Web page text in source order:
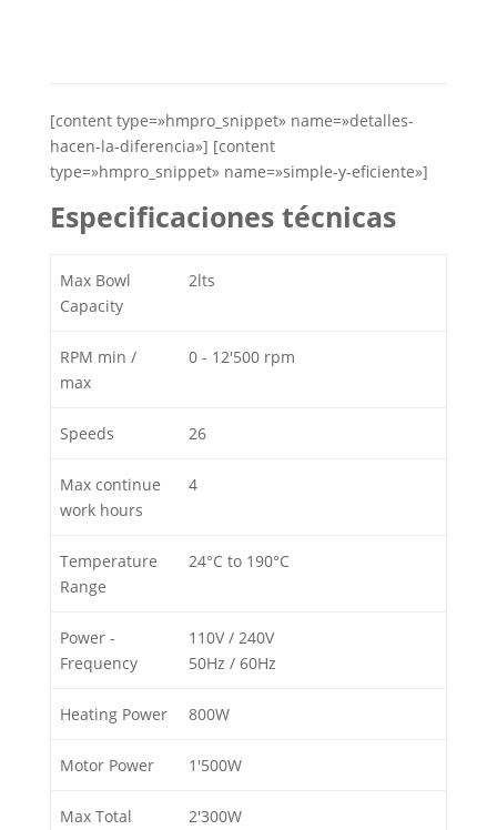
[content type=»hmpro_snippet» name=»detalles-
hacen-la-diferencia»] [content
type=»hmpro_snippet» name=»simple-y-eficiente»]
Especificaciones técnicas
Max Bowl
Capacity
2lts
RPM min /
max
0 - 12'500 rpm
Speeds 26
Max continue
work hours
4
Temperature
Range
24°C to 190°C
Power -
Frequency
110V / 240V
50Hz / 60Hz
Heating Power 800W
Motor Power 1'500W
Max Total
2'300W